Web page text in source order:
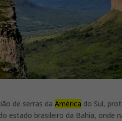
de serras daAmérica do Sul,
estado brasileiro da Bahia, onde